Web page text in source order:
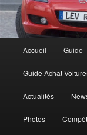
principal
Aller
au
contenu
Accueil Guide
Guide Achat
Actualités
Photos